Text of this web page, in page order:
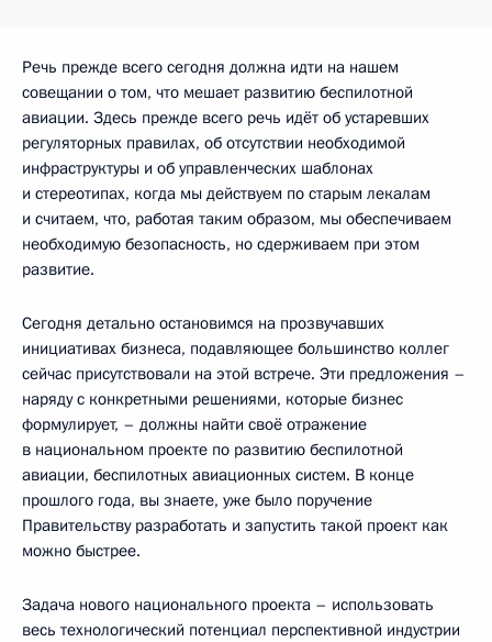
Речь прежде всего сегодня должна идти на нашем
совещании о том, что мешает развитию беспилотной
авиации. Здесь прежде всего речь идёт об устаревших
регуляторных правилах, об отсутствии необходимой
инфраструктуры и об управленческих шаблонах
и стереотипах, когда мы действуем по старым лекалам
и считаем, что, работая таким образом, мы обеспечиваем
необходимую безопасность, но сдерживаем при этом
развитие.
Сегодня детально остановимся на прозвучавших
инициативах бизнеса, подавляющее большинство коллег
сейчас присутствовали на этой встрече. Эти предложения –
наряду с конкретными решениями, которые бизнес
формулирует, – должны найти своё отражение
в национальном проекте по развитию беспилотной
авиации, беспилотных авиационных систем. В конце
прошлого года, вы знаете, уже было поручение
Правительству разработать и запустить такой проект как
можно быстрее.
Задача нового национального проекта – использовать
весь технологический потенциал перспективной индустрии